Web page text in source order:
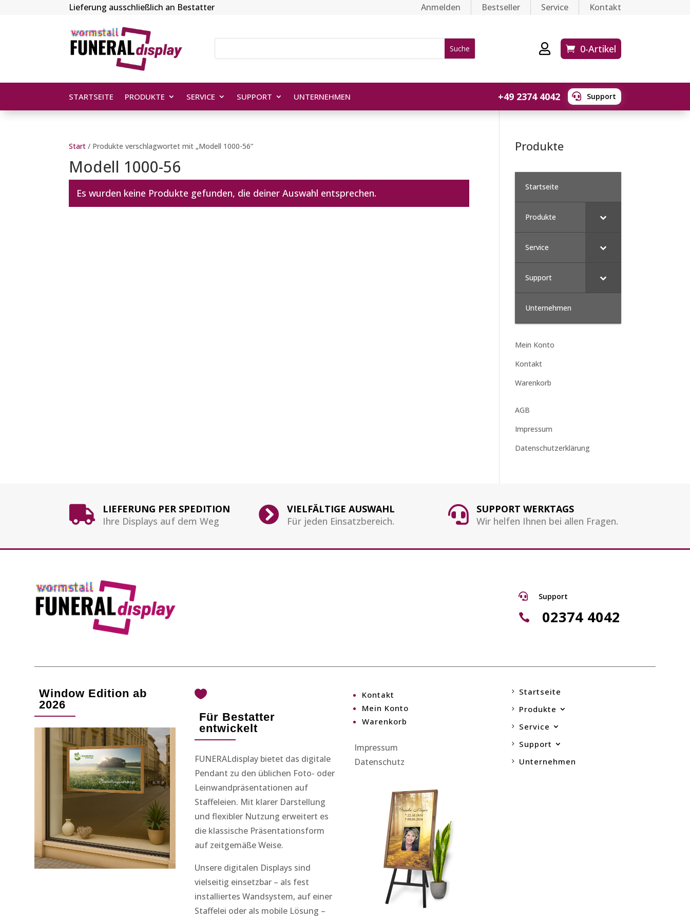
Lieferung ausschließlich an Bestatter Anmelden Bestseller Service Kontakt
 0-Artikel
STARTSEITE PRODUKTE SERVICE SUPPORT UNTERNEHMEN +49 2374 4042  Support
Start / Produkte verschlagwortet mit „Modell 1000-56“
Modell 1000-56
Es wurden keine Produkte gefunden, die deiner Auswahl entsprechen.
Produkte
Startseite
Produkte
Service
Support
Unternehmen
Mein Konto
Kontakt
Warenkorb
AGB
Impressum
Datenschutzerklärung

LIEFERUNG PER SPEDITION
Ihre Displays auf dem Weg

VIELFÄLTIGE AUSWAHL
Für jeden Einsatzbereich.

SUPPORT WERKTAGS
Wir helfen Ihnen bei allen Fragen.
 Support
 02374 4042
Window Edition ab
2026

Für Bestatter
entwickelt
FUNERALdisplay bietet das digitale
Pendant zu den üblichen Foto- oder
Leinwandpräsentationen auf
Staffeleien. Mit klarer Darstellung
und flexibler Nutzung erweitert es
die klassische Präsentationsform
auf zeitgemäße Weise.
Unsere digitalen Displays sind
vielseitig einsetzbar – als fest
installiertes Wandsystem, auf einer
Staffelei oder als mobile Lösung –
Kontakt
Mein Konto
Warenkorb
Impressum
Datenschutz
Startseite
Produkte
Service
Support
Unternehmen